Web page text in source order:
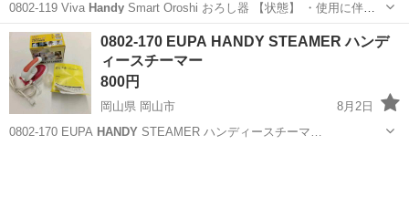
0802-119 Viva HandySmart Oroshi おろし器 【状態】 ・使用に伴う
多少のスレ、キズ、落としきれない汚れなどございます ・詳細は現地
でご確認ください ・お値引きは出来かねますので...
福島 郡山市 調理器具 おろし器
0802-170 EUPA HANDY STEAMER ハンデ
ィースチーマー
800円
岡山県 岡山市
8月2日
0802-170 EUPA HANDYSTEAMER ハンディースチーマ…